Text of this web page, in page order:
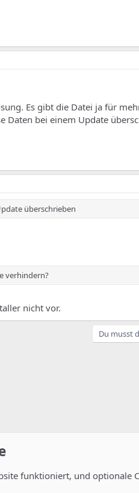
Es gibt die Datei ja für
Daten bei einem Update
überschrieben
verhindern?
nicht vor.
Du musst
funktioniert, und optionale